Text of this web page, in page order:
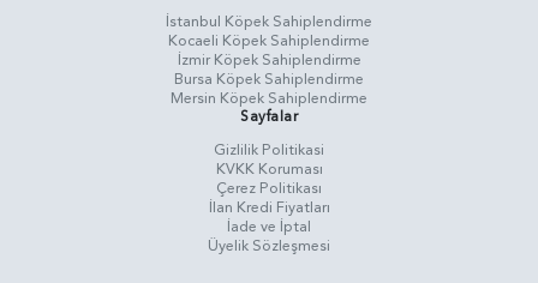
İstanbul Köpek Sahiplendirme
Kocaeli Köpek Sahiplendirme
İzmir Köpek Sahiplendirme
Bursa Köpek Sahiplendirme
Mersin Köpek Sahiplendirme
Sayfalar
Gizlilik Politikasi
KVKK Koruması
Çerez Politikası
İlan Kredi Fiyatları
İade ve İptal
Üyelik Sözleşmesi